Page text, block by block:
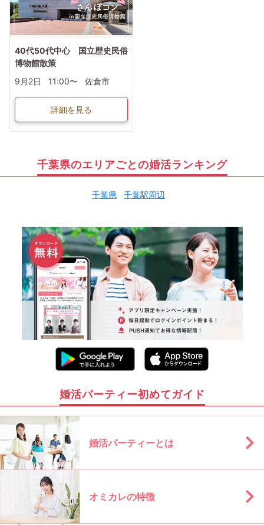
40代50代中心 国立歴史民俗
博物館散策
9月2日
11:00〜 佐倉市
詳細を見る
千葉県のエリアごとの婚活ランキング
千葉県 千葉駅周辺
婚活パーティー初めてガイド
婚活パーティーとは
オミカレの特徴